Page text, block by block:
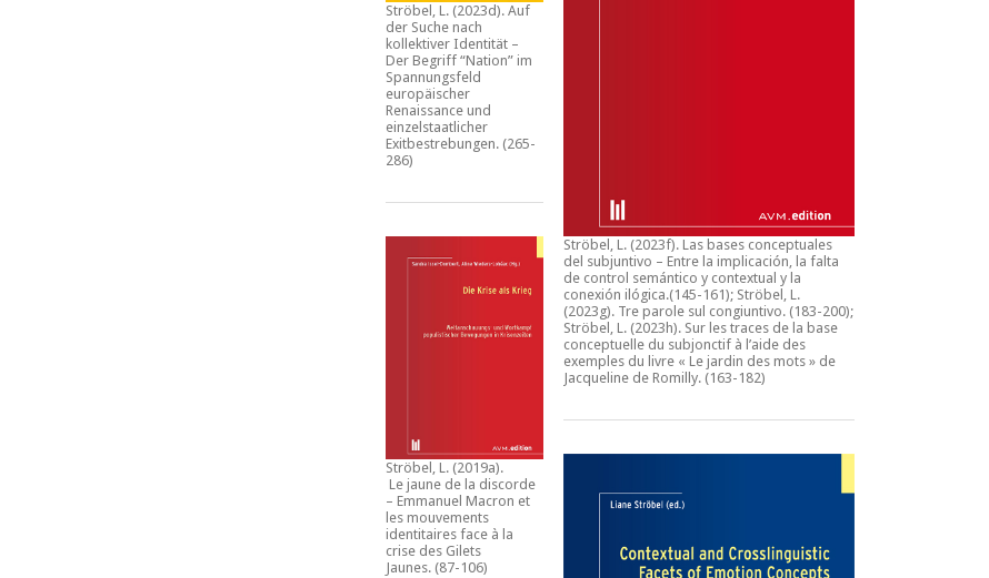
Ströbel, L. (2023d). Auf
der Suche nach
kollektiver Identität –
Der Begriff “Nation” im
Spannungsfeld
europäischer
Renaissance und
einzelstaatlicher
Exitbestrebungen.(265-
286)
Ströbel, L. (2019a).
Le jaune de la discorde
– Emmanuel Macron et
les mouvements
identitaires face à la
crise des Gilets
Jaunes. (87-106)
Ströbel, L. (2023f). Las bases conceptuales
del subjuntivo – Entre la implicación, la falta
de control semántico y contextual y la
conexión ilógica.(145-161); Ströbel, L.
(2023g). Tre parole sul congiuntivo. (183-200);
Ströbel, L. (2023h). Sur les traces de la base
conceptuelle du subjonctif à l’aide des
exemples du livre « Le jardin des mots » de
Jacqueline de Romilly. (163-182)